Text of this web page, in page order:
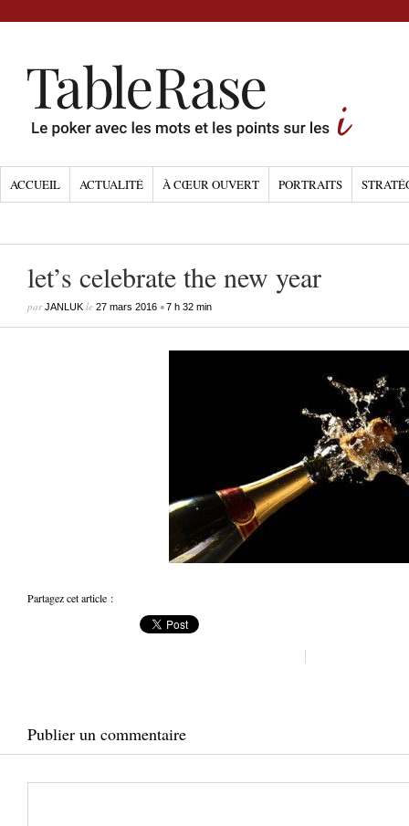
ACCUEIL ACTUALITÉ À CŒUR OUVERT PORTRAITS
let’s celebrate the new year
parJANLUK le 27 mars 2016 •7 h 32 min
Partagez cet article :
Publier un commentaire